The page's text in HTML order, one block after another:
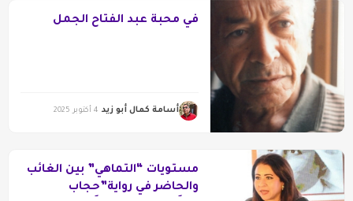
في محبة عبد الفتاح الجمل
أسامة كمال أبو زيد 4 أكتوبر 2025
مستويات “التماهي” بين الغائب
والحاضر في رواية”حجاب